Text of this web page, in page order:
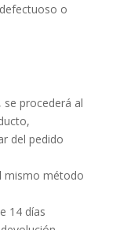
o
se procederá al
del pedido
mismo método
14 días